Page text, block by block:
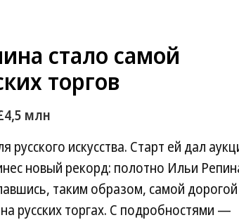
стало самой
торгов
млн
искусства. Старт ей дал
новый рекорд: полотно Ильи
таким образом, самой дорогой
русских торгах. С подробностями —